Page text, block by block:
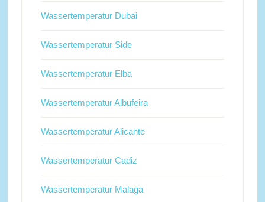
Wassertemperatur Dubai
Wassertemperatur Side
Wassertemperatur Elba
Wassertemperatur Albufeira
Wassertemperatur Alicante
Wassertemperatur Cadiz
Wassertemperatur Malaga